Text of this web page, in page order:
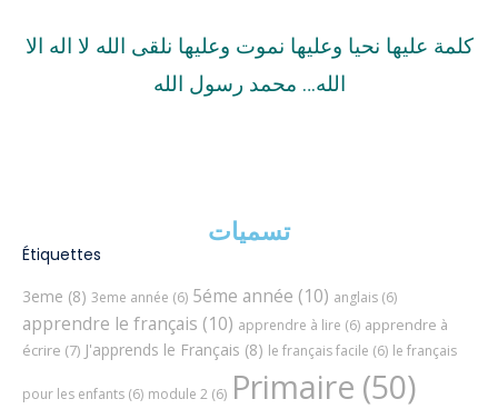
كلمة عليها نحيا وعليها نموت وعليها نلقى الله لا اله الا
الله… محمد رسول الله
تسميات
Étiquettes
3eme (8) 3eme année (6) 5éme année (10) anglais (6)
apprendre le français (10) apprendre à lire (6) apprendre à
écrire (7) J'apprends le Français (8) le français facile (6) le français
pour les enfants (6) module 2 (6) Primaire (50)